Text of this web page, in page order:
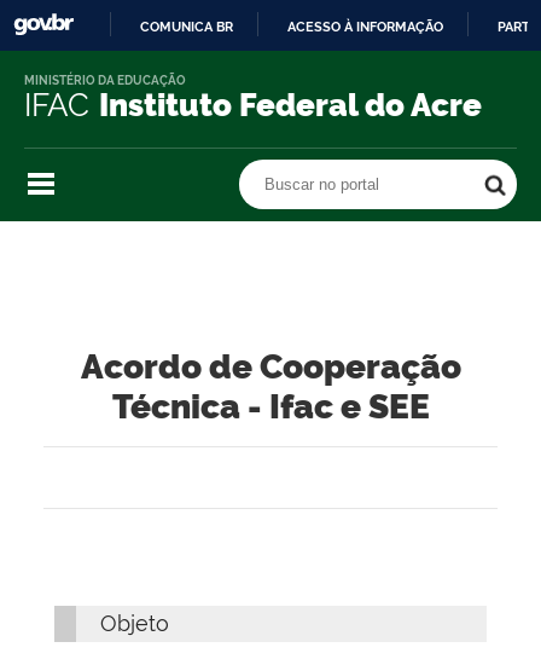
O
COMUNICA BR ACESSO À INFORMAÇÃO
IFAC Instituto Federal do Acre
MINISTÉRIO DA EDUCAÇÃO
Buscar no portal
Acordo de Cooperação
Técnica - Ifac e SEE
Objeto